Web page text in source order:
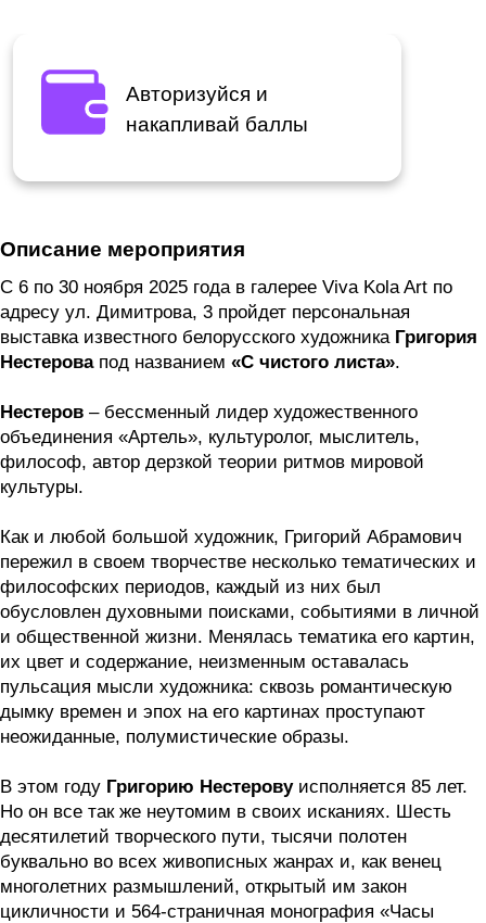
Авторизуйся и
накапливай баллы
Описание мероприятия
С 6 по 30 ноября 2025 года в галерее Viva Kola Art по
адресу ул. Димитрова, 3 пройдет персональная
выставка известного белорусского художника Григория
Нестерова под названием «С чистого листа».
Нестеров – бессменный лидер художественного
объединения «Артель», культуролог, мыслитель,
философ, автор дерзкой теории ритмов мировой
культуры.
Как и любой большой художник, Григорий Абрамович
пережил в своем творчестве несколько тематических и
философских периодов, каждый из них был
обусловлен духовными поисками, событиями в личной
и общественной жизни. Менялась тематика его картин,
их цвет и содержание, неизменным оставалась
пульсация мысли художника: сквозь романтическую
дымку времен и эпох на его картинах проступают
неожиданные, полумистические образы.
В этом году Григорию Нестеровуисполняется 85 лет.
Но он все так же неутомим в своих исканиях. Шесть
десятилетий творческого пути, тысячи полотен
буквально во всех живописных жанрах и, как венец
многолетних размышлений, открытый им закон
цикличности и 564-страничная монография «Часы